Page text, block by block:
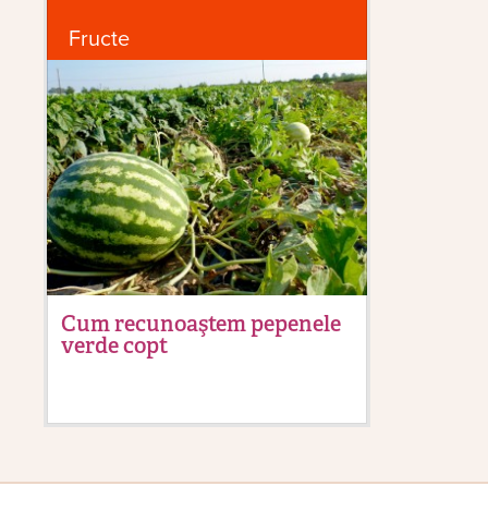
Fructe
Cum recunoaştem pepenele
verde copt